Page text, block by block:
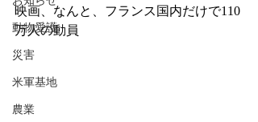
動物愛護
災害
米軍基地
農業
映画、なんと、フランス国内だけで110
万人の動員